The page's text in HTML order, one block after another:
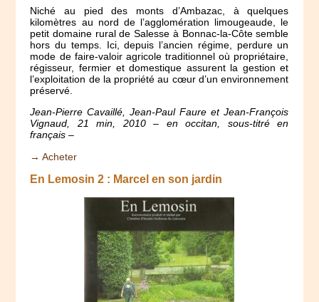
Niché au pied des monts d’Ambazac, à quelques
kilomètres au nord de l’agglomération limougeaude, le
petit domaine rural de Salesse à Bonnac-la-Côte semble
hors du temps. Ici, depuis l’ancien régime, perdure un
mode de faire-valoir agricole traditionnel où propriétaire,
régisseur, fermier et domestique assurent la gestion et
l’exploitation de la propriété au cœur d’un environnement
préservé.
Jean-Pierre Cavaillé, Jean-Paul Faure et Jean-François
Vignaud, 21 min, 2010 – en occitan, sous-titré en
français –
→ Acheter
En Lemosin 2 : Marcel en son jardin